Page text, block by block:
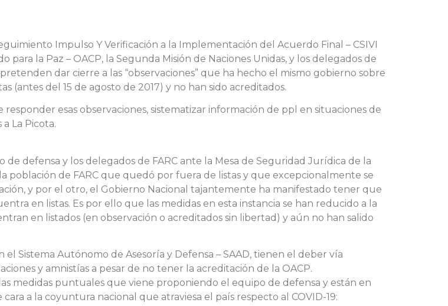
Impulso Y Verificación a la Implementación del Acuerdo Final – CSIVI
la Paz – OACP, la Segunda Misión de Naciones Unidas, y los delegados de
dar cierre a las “observaciones” que ha hecho el mismo gobierno sobre
(antes del 15 de agosto de 2017) y no han sido acreditados.
esas observaciones, sistematizar información de ppl en situaciones de
La Picota.
defensa y los delegados de FARC ante la Mesa de Seguridad Jurídica de la
población de FARC que quedó por fuera de listas y que excepcionalmente se
y por el otro, el Gobierno Nacional tajantemente ha manifestado tener que
en listas. Es por ello que las medidas en esta instancia se han reducido a la
en listados (en observación o acreditados sin libertad) y aún no han salido
Sistema Autónomo de Asesoría y Defensa – SAAD, tienen el deber vía
y amnistías a pesar de no tener la acreditación de la OACP.
medidas puntuales que viene proponiendo el equipo de defensa y están en
a la coyuntura nacional que atraviesa el país respecto al COVID-19: